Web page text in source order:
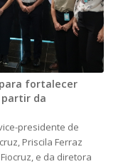
para fortalecer
partir da
presidente de
Priscila Ferraz
e da diretora